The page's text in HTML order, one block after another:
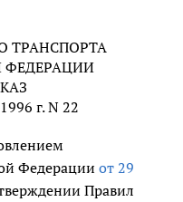
ТРАНСПОРТА
ФЕДЕРАЦИИ
г. N 22
Федерации от 29
Правил